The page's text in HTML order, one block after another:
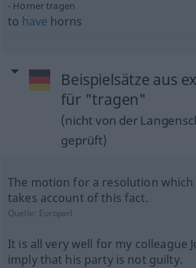
Hörner tragen
to have horns
Beispielsätze aus
für "tragen"
(nicht von der
geprüft)
The motion for a resolution which
takes account of this fact.
Quelle: Europarl
It is all very well for my colleague
imply that his party is not guilty.